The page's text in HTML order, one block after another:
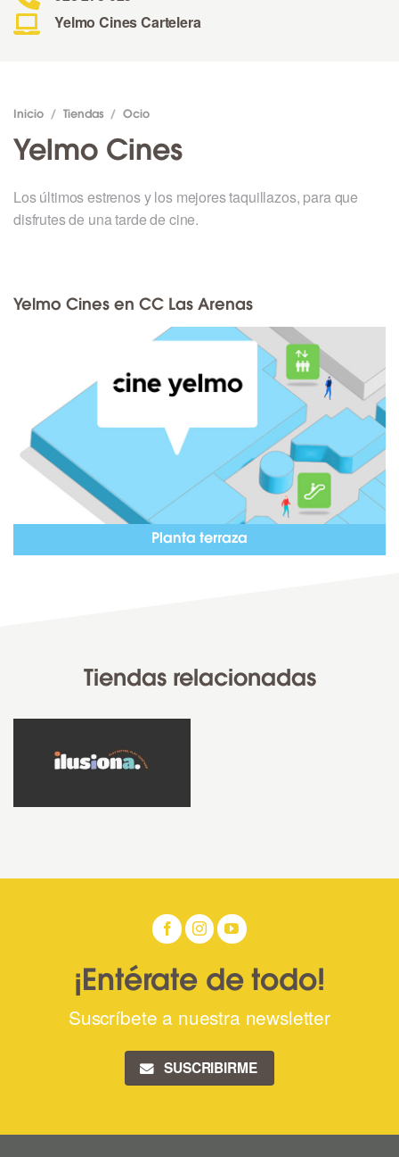
Yelmo Cines Cartelera
Inicio / Tiendas / Ocio
Yelmo Cines
Los últimos estrenos y los mejores taquillazos, para que
disfrutes de una tarde de cine.
Yelmo Cines en CC Las Arenas
Planta terraza
Tiendas relacionadas
¡Entérate de todo!
Suscríbete a nuestra newsletter
SUSCRIBIRME